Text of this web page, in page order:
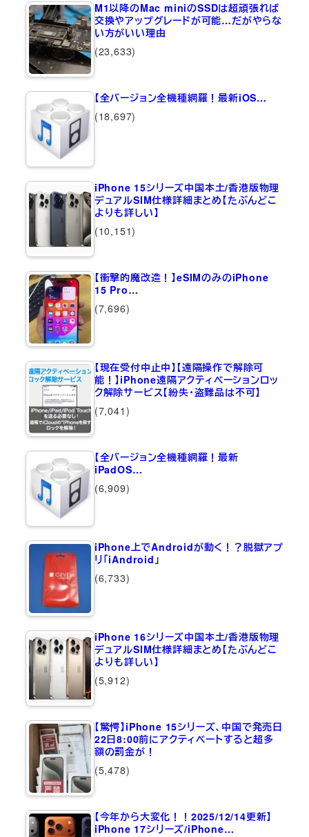
M1以降のMac miniのSSDは超頑張れば
交換やアップグレードが可能…だがやらな
い方がいい理由
(23,633)
【全バージョン全機種網羅！最新iOS…
(18,697)
iPhone 15シリーズ中国本土/香港版物理
デュアルSIM仕様詳細まとめ【たぶんどこ
よりも詳しい】
(10,151)
【衝撃的魔改造！】eSIMのみのiPhone
15 Pro…
(7,696)
【現在受付中止中】【遠隔操作で解除可
能！】iPhone遠隔アクティベーションロッ
ク解除サービス【紛失・盗難品は不可】
(7,041)
【全バージョン全機種網羅！最新
iPadOS…
(6,909)
iPhone上でAndroidが動く！？脱獄アプ
リ「iAndroid」
(6,733)
iPhone 16シリーズ中国本土/香港版物理
デュアルSIM仕様詳細まとめ【たぶんどこ
よりも詳しい】
(5,912)
【驚愕】iPhone 15シリーズ、中国で発売日
22日8:00前にアクティベートすると超多
額の罰金が！
(5,478)
【今年から大変化！！2025/12/14更新】
iPhone 17シリーズ/iPhone…